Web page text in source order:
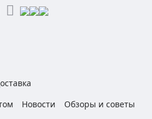
Новости Обзоры и советы